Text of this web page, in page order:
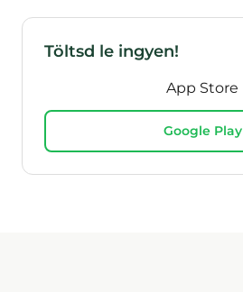
Töltsd le ingyen!
App Store
Google Play